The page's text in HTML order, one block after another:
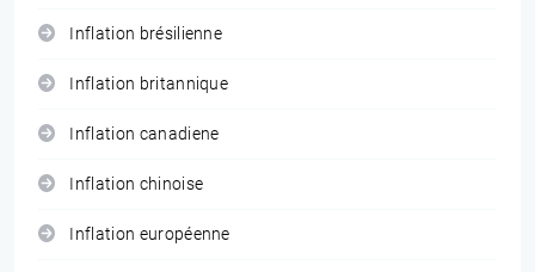
Inflation brésilienne
Inflation britannique
Inflation canadiene
Inflation chinoise
Inflation européenne